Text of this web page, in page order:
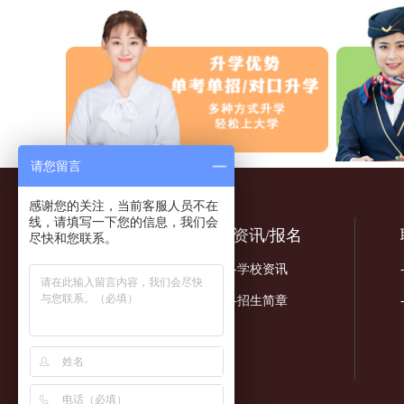
关于我们
-学校简介
资讯/报名
-学校资讯
-招生简章
请您留言
感谢您的关注，当前客服人员不在
线，请填写一下您的信息，我们会
尽快和您联系。